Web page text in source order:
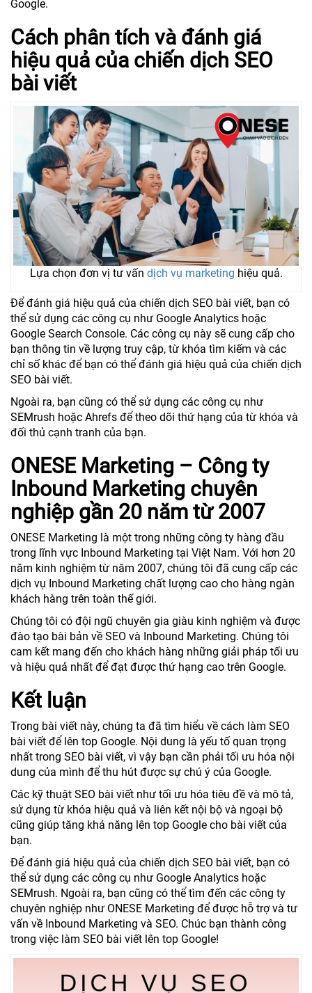
Google.
Cách phân tích và đánh giá
hiệu quả của chiến dịch SEO
bài viết
Lựa chọn đơn vị tư vấn dịch vụ marketing hiệu quả.
Để đánh giá hiệu quả của chiến dịch SEO bài viết, bạn có
thể sử dụng các công cụ như Google Analytics hoặc
Google Search Console. Các công cụ này sẽ cung cấp cho
bạn thông tin về lượng truy cập, từ khóa tìm kiếm và các
chỉ số khác để bạn có thể đánh giá hiệu quả của chiến dịch
SEO bài viết.
Ngoài ra, bạn cũng có thể sử dụng các công cụ như
SEMrush hoặc Ahrefs để theo dõi thứ hạng của từ khóa và
đối thủ cạnh tranh của bạn.
ONESE Marketing – Công ty
Inbound Marketing chuyên
nghiệp gần 20 năm từ 2007
ONESE Marketing là một trong những công ty hàng đầu
trong lĩnh vực Inbound Marketing tại Việt Nam. Với hơn 20
năm kinh nghiệm từ năm 2007, chúng tôi đã cung cấp các
dịch vụ Inbound Marketing chất lượng cao cho hàng ngàn
khách hàng trên toàn thế giới.
Chúng tôi có đội ngũ chuyên gia giàu kinh nghiệm và được
đào tạo bài bản về SEO và Inbound Marketing. Chúng tôi
cam kết mang đến cho khách hàng những giải pháp tối ưu
và hiệu quả nhất để đạt được thứ hạng cao trên Google.
Kết luận
Trong bài viết này, chúng ta đã tìm hiểu về cách làm SEO
bài viết để lên top Google. Nội dung là yếu tố quan trọng
nhất trong SEO bài viết, vì vậy bạn cần phải tối ưu hóa nội
dung của mình để thu hút được sự chú ý của Google.
Các kỹ thuật SEO bài viết như tối ưu hóa tiêu đề và mô tả,
sử dụng từ khóa hiệu quả và liên kết nội bộ và ngoại bộ
cũng giúp tăng khả năng lên top Google cho bài viết của
bạn.
Để đánh giá hiệu quả của chiến dịch SEO bài viết, bạn có
thể sử dụng các công cụ như Google Analytics hoặc
SEMrush. Ngoài ra, bạn cũng có thể tìm đến các công ty
chuyên nghiệp như ONESE Marketing để được hỗ trợ và tư
vấn về Inbound Marketing và SEO. Chúc bạn thành công
trong việc làm SEO bài viết lên top Google!